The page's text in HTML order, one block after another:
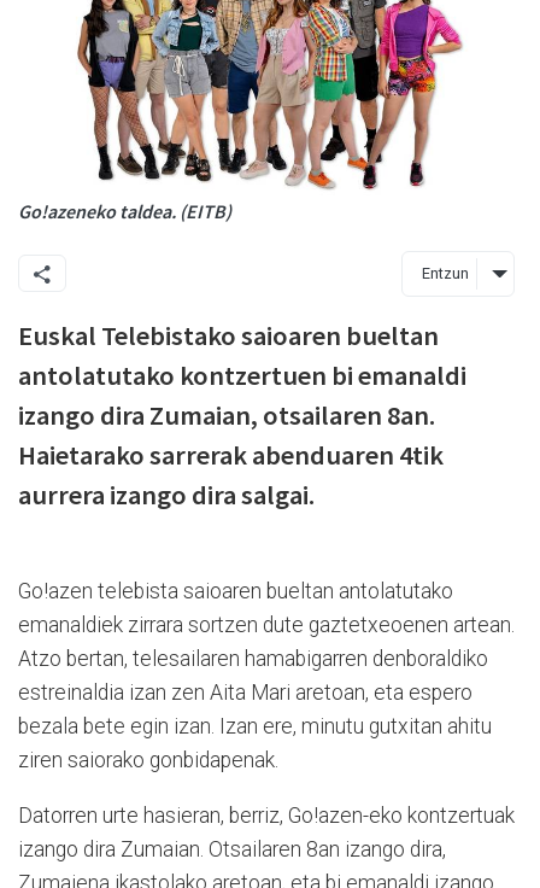
Go!azeneko taldea. (EITB)
Entzun
Euskal Telebistako saioaren bueltan
antolatutako kontzertuen bi emanaldi
izango dira Zumaian, otsailaren 8an.
Haietarako sarrerak abenduaren 4tik
aurrera izango dira salgai.
Go!azen telebista saioaren bueltan antolatutako
emanaldiek zirrara sortzen dute gaztetxeoenen artean.
Atzo bertan, telesailaren hamabigarren denboraldiko
estreinaldia izan zen Aita Mari aretoan, eta espero
bezala bete egin izan. Izan ere, minutu gutxitan ahitu
ziren saiorako gonbidapenak.
Datorren urte hasieran, berriz, Go!azen-eko kontzertuak
izango dira Zumaian. Otsailaren 8an izango dira,